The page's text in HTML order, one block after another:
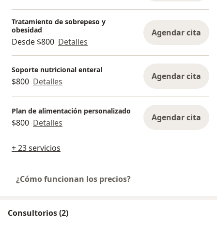
Tratamiento de sobrepeso y
obesidad
Desde $800 Detalles
Agendar cita
Soporte nutricional enteral
$800 Detalles Agendar cita
Plan de alimentación personalizado
$800 Detalles Agendar cita
+ 23 servicios
¿Cómo funcionan los precios?
Consultorios (2)